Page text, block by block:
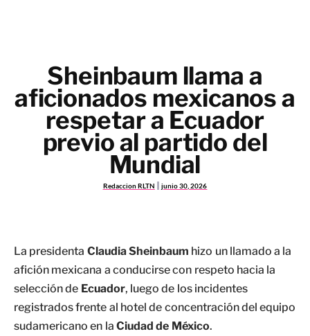
Sheinbaum llama a
aficionados mexicanos a
respetar a Ecuador
previo al partido del
Mundial
Redaccion RLTN junio 30, 2026
La presidenta Claudia Sheinbaum hizo un llamado a la
afición mexicana a conducirse con respeto hacia la
selección de Ecuador, luego de los incidentes
registrados frente al hotel de concentración del equipo
sudamericano en la Ciudad de México.